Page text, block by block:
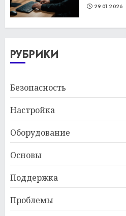
29.01.2026
РУБРИКИ
Безопасность
Настройка
Оборудование
Основы
Поддержка
Проблемы